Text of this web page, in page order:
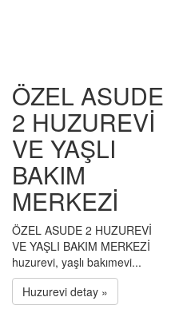
ÖZEL ASUDE
2 HUZUREVİ
VE YAŞLI
BAKIM
MERKEZİ
ÖZEL ASUDE 2 HUZUREVİ
VE YAŞLI BAKIM MERKEZİ
huzurevi, yaşlı bakımevi...
Huzurevi detay »